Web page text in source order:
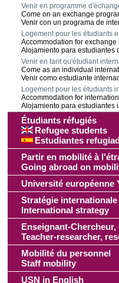
Venir en programme
Come on an exchange
Venir con un programa de
Logement pour les étudiants
Accommodation for exchange
Alojamiento para estudiantes
Venir en tant qu'étudiant
Come as an individual
Venir como estudiante
Logement pour les étudiants
Accommodation for
Alojamiento para estudiantes
Étudiants réfugiés
Refugee students
Estudiantes
Partir en mobilité à
Going abroad on
Université européenne
Stratégie internationale
International strategy
Enseignant-
Teacher-researcher,
Mobilité du personnel
Staff mobility
USN in English